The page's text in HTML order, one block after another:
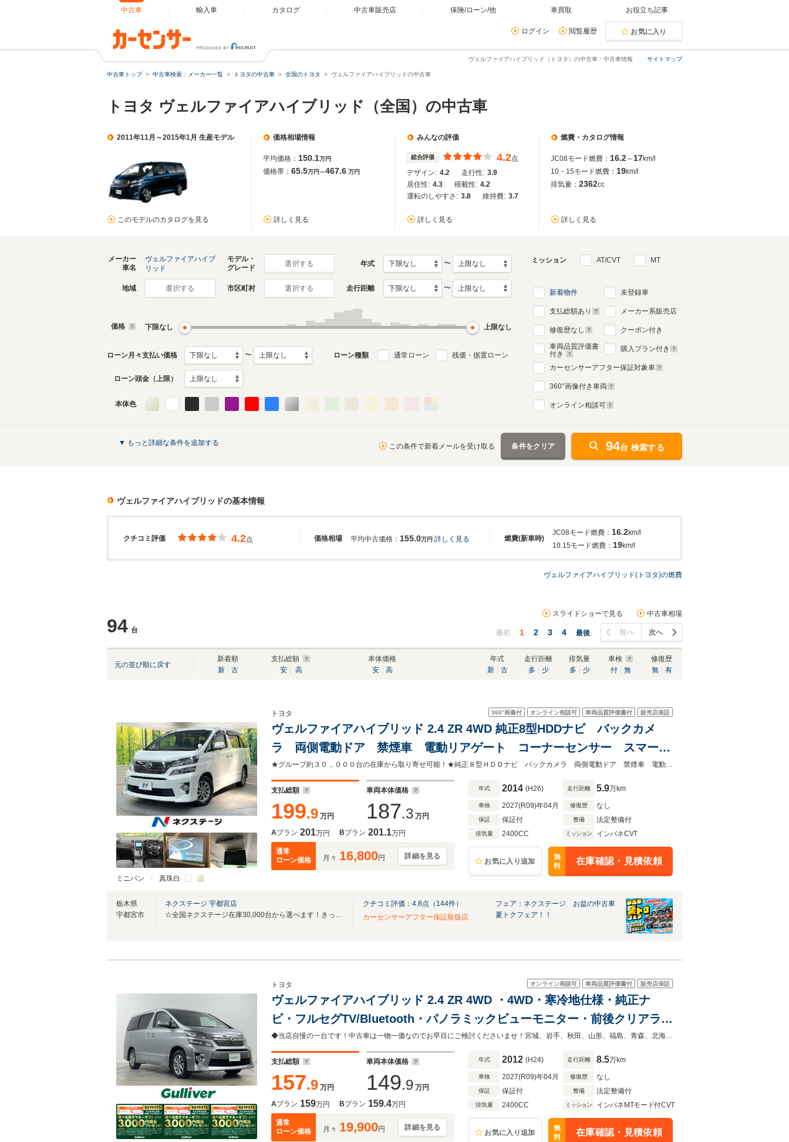
中古車 輸入車 カタログ 中古車販売店 保険/ローン/他 車買取 お役立ち記事
ログイン 閲覧履歴 お気に入り
サイトマップ
ヴェルファイアハイブリッド（トヨタ）の中古車・中古車情報
中古車トップ 中古車検索：メーカー一覧 トヨタの中古車 全国のトヨタ ヴェルファイアハイブリッドの中古車
トヨタ ヴェルファイアハイブリッド（全国）の中古車
2011年11月～2015年1月 生産モデル
このモデルのカタログを見る
価格相場情報
平均価格： 150.1万円
価格帯： 65.5万円～467.6 万円
詳しく見る
みんなの評価
総合評価 4.2点
デザイン: 4.2 走行性: 3.9
居住性: 4.3 積載性: 4.2
運転のしやすさ: 3.8 維持費: 3.7
詳しく見る
燃費・カタログ情報
JC08モード燃費： 16.2～ 17km/l
10・15モード燃費： 19km/l
排気量： 2362cc
詳しく見る
メーカー
車名
ヴェルファイアハイブ
リッド
モデル・
グレード
選択する 年式 〜
地域 選択する 市区町村 選択する 走行距離 〜
価格 下限なし 上限なし
ローン月々支払い価格 〜 ローン種類 通常ローン 残価・据置ローン
ローン頭金（上限）
本体色
ミッション AT/CVT MT
新着物件
支払総額あり
修復歴なし
車両品質評価書
付き
未登録車
メーカー系販売店
クーポン付き
購入プラン付き
カーセンサーアフター保証対象車
360°画像付き車両
オンライン相談可
▼ もっと詳細な条件を追加する この条件で新着メールを受け取る 条件をクリア 94台 検索する
ヴェルファイアハイブリッドの基本情報
クチコミ評価 価格相場 燃費(新車時)
4.2点 平均中古価格： 155.0万円 詳しく見る
JC08モード燃費： 16.2km/l
10.15モード燃費： 19km/l
ヴェルファイアハイブリッド(トヨタ)の燃費
94 台
スライドショーで見る 中古車相場
最初 1 2 3 4 最後 前へ 次へ
元の並び順に戻す
新着順
新
古
支払総額
安
高
本体価格
安
高
年式
新
古
走行距離
多
少
排気量
多
少
車検
付
無
修復歴
無
有
ミニバン 真珠白
360°画像付 オンライン相談可 車両品質評価書付 販売店保証
トヨタ
ヴェルファイアハイブリッド 2.4 ZR 4WD 純正8型HDDナビ バックカメ
ラ 両側電動ドア 禁煙車 電動リアゲート コーナーセンサー スマート
キー HIDヘッド ビルトインETC クルコン 純正16インチアルミ オー
トライト
★グループ約３０，０００台の在庫から取り寄せ可能！★純正８型ＨＤＤナビ バックカメラ 両側電動ドア 禁煙車 電動リアゲート コーナーセンサー
支払総額
199.9 万円
車両本体価格
187.3 万円
Aプラン 201万円 Bプラン 201.1万円
通常
ローン価格
月々 16,800円 詳細を見る
年式 2014 (H26) 走行距離 5.9万km
車検 2027(R09)年04月 修復歴 なし
保証 保証付 整備 法定整備付
排気量 2400CC ミッション インパネCVT
お気に入り追加
無
料
在庫確認・見積依頼
栃木県
宇都宮市
ネクステージ 宇都宮店
☆全国ネクステージ在庫30,000台から選べます！きっとお気に入りの愛車が見つかる☆
クチコミ評価： 4.8点（ 144件）
カーセンサーアフター保証取扱店
フェア：ネクステージ お盆の中古車
夏トクフェア！！
オンライン相談可 車両品質評価書付 販売店保証
トヨタ
ヴェルファイアハイブリッド 2.4 ZR 4WD ・4WD・寒冷地仕様・純正ナ
ビ・フルセグTV/Bluetooth・パノラミックビューモニター・前後クリアラン
スソナー・両側パワースライドドア・パワーバックドア・クルーズコントロ
ール
◆当店自慢の一台です！中古車は一物一価なのでお早目にご検討くださいませ！宮城、岩手、秋田、山形、福島、青森、北海道、東京、神奈川、埼玉、千葉で中古車をお探しならガリバーへ！
支払総額
157.9 万円
車両本体価格
149.9 万円
Aプラン 159万円 Bプラン 159.4万円
通常
ローン価格
月々 19,900円 詳細を見る
年式 2012 (H24) 走行距離 8.5万km
車検 2027(R09)年04月 修復歴 なし
保証 保証付 整備 法定整備付
排気量 2400CC ミッション インパネMTモード付CVT
お気に入り追加
無
料
在庫確認・見積依頼